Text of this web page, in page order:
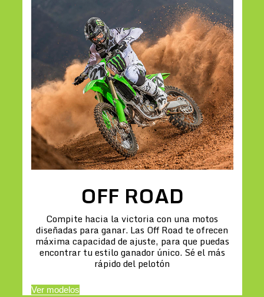
OFF ROAD
Compite hacia la victoria con una motos
diseñadas para ganar. Las Off Road te ofrecen
máxima capacidad de ajuste, para que puedas
encontrar tu estilo ganador único. Sé el más
rápido del pelotón
Ver modelos